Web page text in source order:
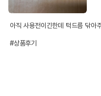
아직 사용전이긴한데 턱드름 닦아
#상품후기